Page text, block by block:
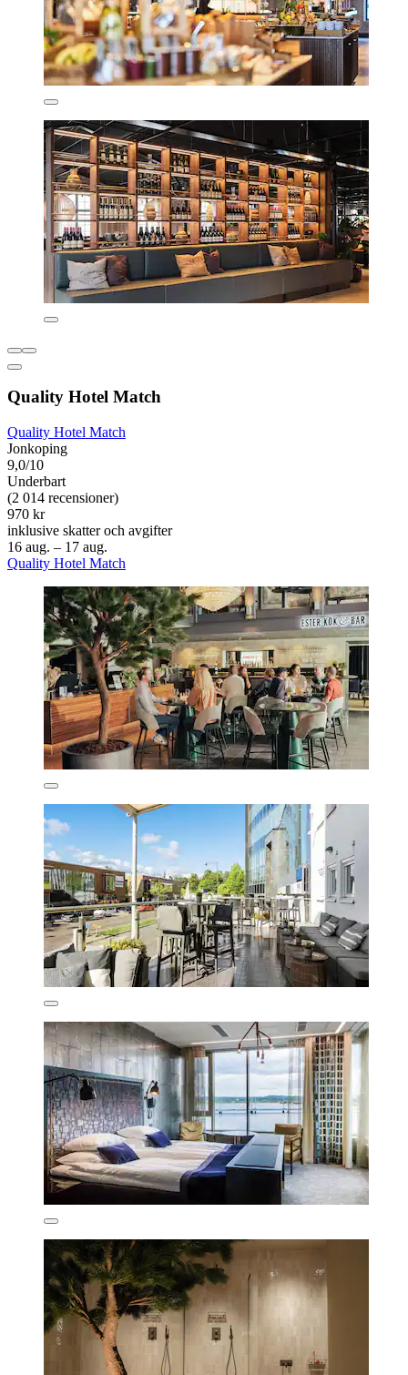
Quality Hotel Match
Quality Hotel Match
Jonkoping
9,0/10
Underbart
(2 014 recensioner)
970 kr
inklusive skatter och avgifter
16 aug. – 17 aug.
Quality Hotel Match